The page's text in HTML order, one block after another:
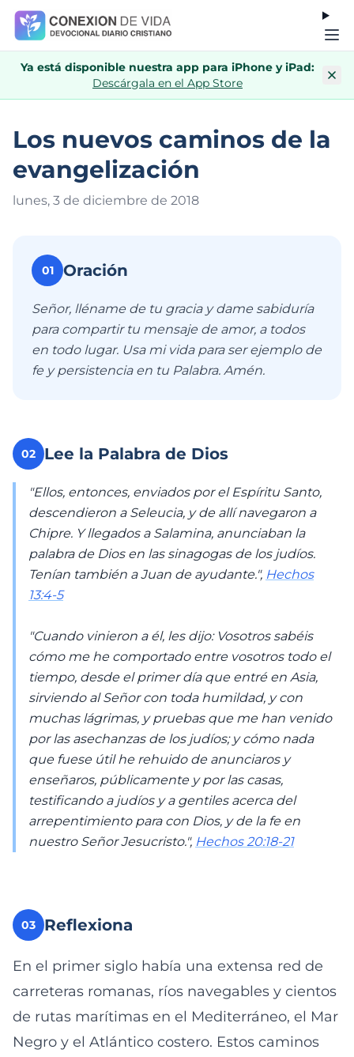
Ya está disponible nuestra app para iPhone y iPad:
Descárgala en el App Store
Los nuevos caminos de la
evangelización
lunes, 3 de diciembre de 2018
01 Oración
Señor, lléname de tu gracia y dame sabiduría
para compartir tu mensaje de amor, a todos
en todo lugar. Usa mi vida para ser ejemplo de
fe y persistencia en tu Palabra. Amén.
02 Lee la Palabra de Dios
"Ellos, entonces, enviados por el Espíritu Santo,
descendieron a Seleucia, y de allí navegaron a
Chipre. Y llegados a Salamina, anunciaban la
palabra de Dios en las sinagogas de los judíos.
Tenían también a Juan de ayudante.", Hechos
13:4-5
"Cuando vinieron a él, les dijo: Vosotros sabéis
cómo me he comportado entre vosotros todo el
tiempo, desde el primer día que entré en Asia,
sirviendo al Señor con toda humildad, y con
muchas lágrimas, y pruebas que me han venido
por las asechanzas de los judíos; y cómo nada
que fuese útil he rehuido de anunciaros y
enseñaros, públicamente y por las casas,
testificando a judíos y a gentiles acerca del
arrepentimiento para con Dios, y de la fe en
nuestro Señor Jesucristo.", Hechos 20:18-21
03 Reflexiona
En el primer siglo había una extensa red de
carreteras romanas, ríos navegables y cientos
de rutas marítimas en el Mediterráneo, el Mar
Negro y el Atlántico costero. Estos caminos